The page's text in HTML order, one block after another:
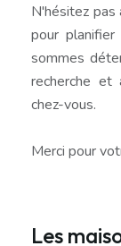
N'hésitez pas
pour
sommes
recherche et
chez-vous.
Merci pour
Les